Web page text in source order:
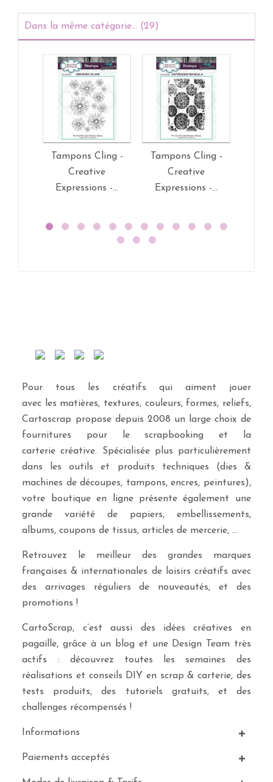
Dans la même catégorie... (29)
Tampons Cling -
Creative
Expressions -...
Tampons Cling -
Creative
Expressions -...
Pour tous les créatifs qui aiment jouer
avec les matières, textures, couleurs, formes, reliefs,
Cartoscrap propose depuis 2008 un large choix de
fournitures pour le scrapbooking et la
carterie créative. Spécialisée plus particulièrement
dans les outils et produits techniques (dies &
machines de découpes, tampons, encres, peintures),
votre boutique en ligne présente également une
grande variété de papiers, embellissements,
albums, coupons de tissus, articles de mercerie, …
Retrouvez le meilleur des grandes marques
françaises & internationales de loisirs créatifs avec
des arrivages réguliers de nouveautés, et des
promotions !
CartoScrap, c’est aussi des idées créatives en
pagaille, grâce à un blog et une Design Team très
actifs : découvrez toutes les semaines des
réalisations et conseils DIY en scrap & carterie, des
tests produits, des tutoriels gratuits, et des
challenges récompensés !
Informations
Paiements acceptés